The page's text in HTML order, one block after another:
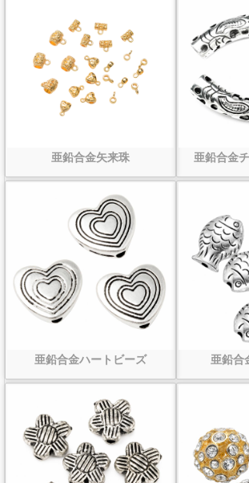
亜鉛合金矢来珠 亜鉛合金
亜鉛合金ハートビーズ 亜鉛合